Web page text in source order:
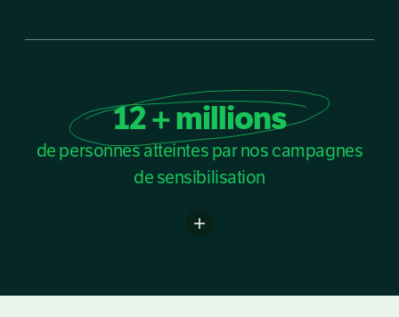
12 + millions
de personnes atteintes par nos campagnes
de sensibilisation